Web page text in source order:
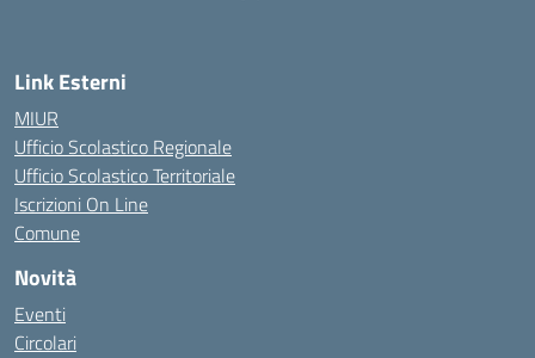
Link Esterni
MIUR
Ufficio Scolastico Regionale
Ufficio Scolastico Territoriale
Iscrizioni On Line
Comune
Novità
Eventi
Circolari